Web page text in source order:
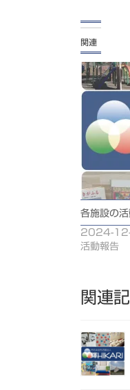
関連
各施設の
2024-
活動報告
関連